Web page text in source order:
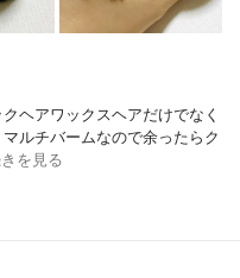
ヘアワックスヘアだけでなく
ルチバームなので余ったらク
を見る